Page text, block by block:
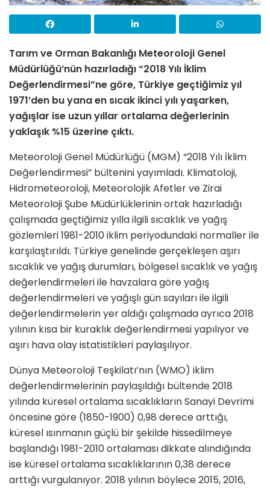
Tarım ve Orman Bakanlığı Meteoroloji Genel
Müdürlüğü’nün hazırladığı “2018 Yılı İklim
Değerlendirmesi”ne göre, Türkiye geçtiğimiz yıl
1971’den bu yana en sıcak ikinci yılı yaşarken,
yağışlar ise uzun yıllar ortalama değerlerinin
yaklaşık %15 üzerine çıktı.
Meteoroloji Genel Müdürlüğü (MGM) “2018 Yılı İklim
Değerlendirmesi” bültenini yayımladı. Klimatoloji,
Hidrometeoroloji, Meteorolojik Afetler ve Zirai
Meteoroloji Şube Müdürlüklerinin ortak hazırladığı
çalışmada geçtiğimiz yılla ilgili sıcaklık ve yağış
gözlemleri 1981-2010 iklim periyodundaki normaller ile
karşılaştırıldı. Türkiye genelinde gerçekleşen aşırı
sıcaklık ve yağış durumları, bölgesel sıcaklık ve yağış
değerlendirmeleri ile havzalara göre yağış
değerlendirmeleri ve yağışlı gün sayıları ile ilgili
değerlendirmelerin yer aldığı çalışmada ayrıca 2018
yılının kısa bir kuraklık değerlendirmesi yapılıyor ve
aşırı hava olay istatistikleri paylaşılıyor.
Dünya Meteoroloji Teşkilatı’nın (WMO) iklim
değerlendirmelerinin paylaşıldığı bültende 2018
yılında küresel ortalama sıcaklıkların Sanayi Devrimi
öncesine göre (1850-1900) 0,98 derece arttığı,
küresel ısınmanın güçlü bir şekilde hissedilmeye
başlandığı 1981-2010 ortalaması dikkate alındığında
ise küresel ortalama sıcaklıklarının 0,38 derece
arttığı vurgulanıyor. 2018 yılının böylece 2015, 2016,